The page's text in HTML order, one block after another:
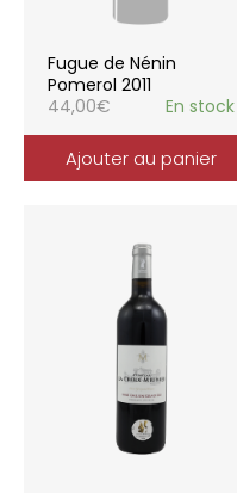
Fugue de Nénin
Pomerol 2011
44,00€ En stock
Ajouter au panier